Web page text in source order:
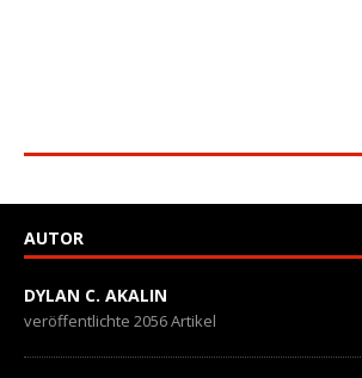
AUTOR
DYLAN C. AKALIN
veröffentlichte 2056 Artikel